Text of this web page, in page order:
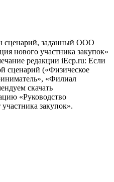
сценарий, заданный ООО
нового участника закупок»
редакции iEcp.ru: Если
сценарий («Физическое
«Филиал
скачать
«Руководство
закупок».